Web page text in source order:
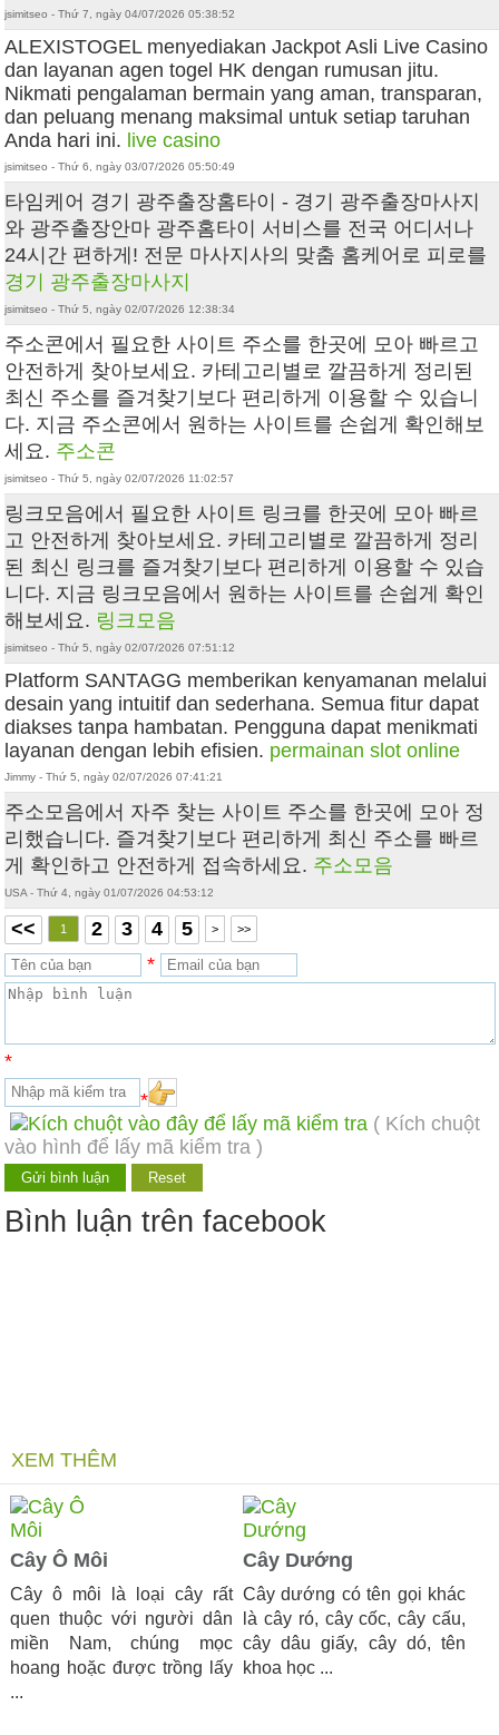
jsimitseo - Thứ 7, ngày 04/07/2026 05:38:52
ALEXISTOGEL menyediakan Jackpot Asli Live Casino
dan layanan agen togel HK dengan rumusan jitu.
Nikmati pengalaman bermain yang aman, transparan,
dan peluang menang maksimal untuk setiap taruhan
Anda hari ini. live casino
jsimitseo - Thứ 6, ngày 03/07/2026 05:50:49
타임케어 경기 광주출장홈타이 - 경기 광주출장마사지
와 광주출장안마 광주홈타이 서비스를 전국 어디서나
24시간 편하게! 전문 마사지사의 맞춤 홈케어로 피로를
경기 광주출장마사지
jsimitseo - Thứ 5, ngày 02/07/2026 12:38:34
주소콘에서 필요한 사이트 주소를 한곳에 모아 빠르고
안전하게 찾아보세요. 카테고리별로 깔끔하게 정리된
최신 주소를 즐겨찾기보다 편리하게 이용할 수 있습니
다. 지금 주소콘에서 원하는 사이트를 손쉽게 확인해보
세요. 주소콘
jsimitseo - Thứ 5, ngày 02/07/2026 11:02:57
링크모음에서 필요한 사이트 링크를 한곳에 모아 빠르
고 안전하게 찾아보세요. 카테고리별로 깔끔하게 정리
된 최신 링크를 즐겨찾기보다 편리하게 이용할 수 있습
니다. 지금 링크모음에서 원하는 사이트를 손쉽게 확인
해보세요. 링크모음
jsimitseo - Thứ 5, ngày 02/07/2026 07:51:12
Platform SANTAGG memberikan kenyamanan melalui
desain yang intuitif dan sederhana. Semua fitur dapat
diakses tanpa hambatan. Pengguna dapat menikmati
layanan dengan lebih efisien. permainan slot online
Jimmy - Thứ 5, ngày 02/07/2026 07:41:21
주소모음에서 자주 찾는 사이트 주소를 한곳에 모아 정
리했습니다. 즐겨찾기보다 편리하게 최신 주소를 빠르
게 확인하고 안전하게 접속하세요. 주소모음
USA - Thứ 4, ngày 01/07/2026 04:53:12
<< 1 2 3 4 5 > >>
*
*
*
( Kích chuột
vào hình để lấy mã kiểm tra )
Bình luận trên facebook
XEM THÊM
Cây Ô Môi
Cây ô môi là loại cây rất
quen thuộc với người dân
miền Nam, chúng mọc
hoang hoặc được trồng lấy
...
Cây Dướng
Cây dướng có tên gọi khác
là cây ró, cây cốc, cây cấu,
cây dâu giấy, cây dó, tên
khoa học ...